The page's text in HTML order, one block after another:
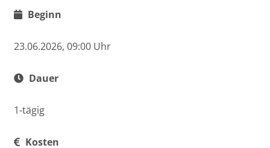
Beginn
23.06.2026, 09:00 Uhr
Dauer
1-tägig
Kosten